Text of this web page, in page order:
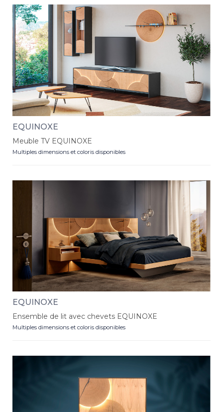
EQUINOXE
Meuble TV EQUINOXE
Multiples dimensions et coloris disponibles
EQUINOXE
Ensemble de lit avec chevets EQUINOXE
Multiples dimensions et coloris disponibles